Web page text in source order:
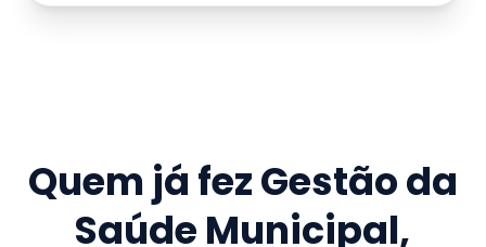
Quem já fezGestão da
Saúde Municipal,